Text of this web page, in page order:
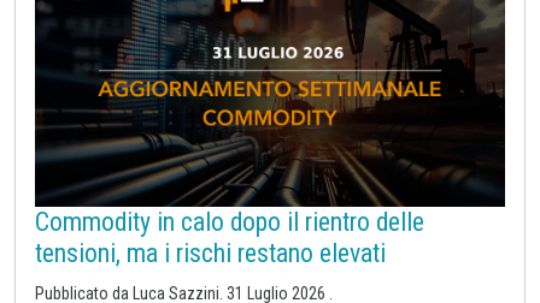
Commodity in calo dopo il rientro delle
tensioni, ma i rischi restano elevati
Pubblicato da Luca Sazzini 31 Luglio 2026